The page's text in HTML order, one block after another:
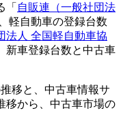
「 自販連（一般社団法
軽自動車の登録台数
法人 全国軽自動車協
新車登録台数と中古車
移と、中古車情報サ
移から、中古車市場の